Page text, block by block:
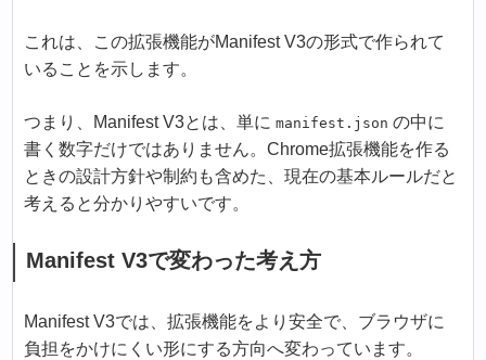
これは、この拡張機能がManifest V3の形式で作られて
いることを示します。
つまり、Manifest V3とは、単にmanifest.json の中に
書く数字だけではありません。Chrome拡張機能を作る
ときの設計方針や制約も含めた、現在の基本ルールだと
考えると分かりやすいです。
Manifest V3で変わった考え方
Manifest V3では、拡張機能をより安全で、ブラウザに
負担をかけにくい形にする方向へ変わっています。